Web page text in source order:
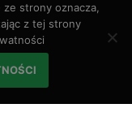
strony oznacza,
z tej strony